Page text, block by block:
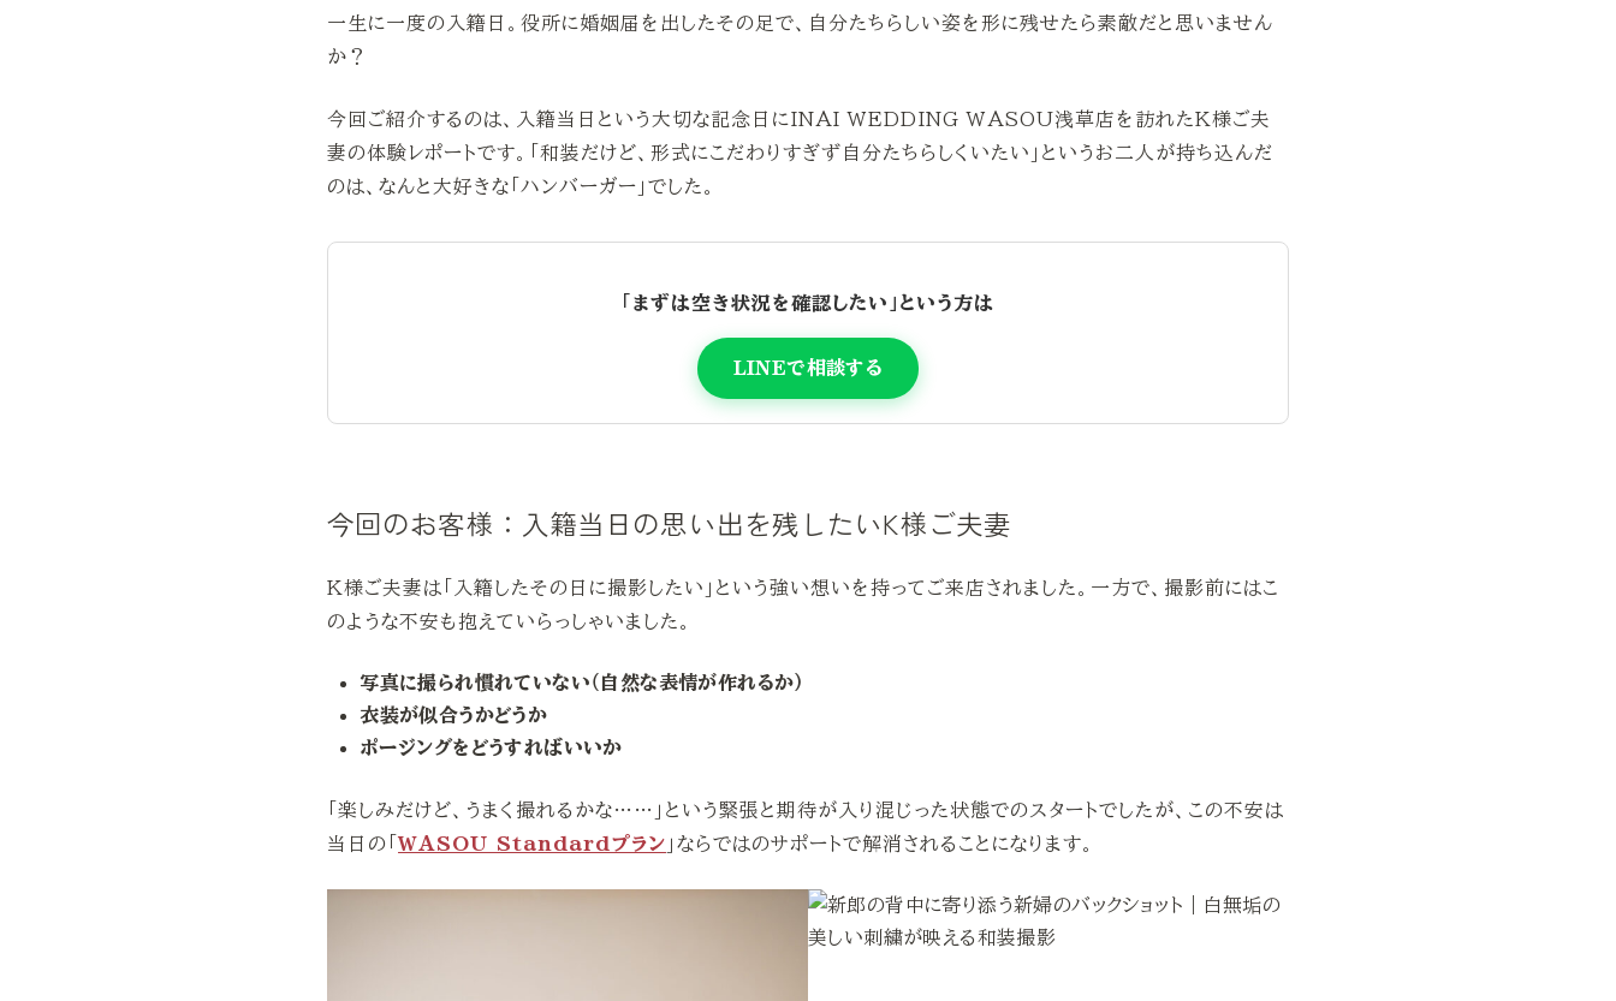
一生に一度の入籍日。役所に婚姻届を出したその足で、自分たちらしい姿を形に残せたら素敵だと思いません
か？
今回ご紹介するのは、入籍当日という大切な記念日にINAI WEDDING WASOU浅草店を訪れたK様ご夫
妻の体験レポートです。「和装だけど、形式にこだわりすぎず自分たちらしくいたい」というお二人が持ち込んだ
のは、なんと大好きな「ハンバーガー」でした。
「まずは空き状況を確認したい」という方は
LINEで相談する
今回のお客様：入籍当日の思い出を残したいK様ご夫妻
K様ご夫妻は「入籍したその日に撮影したい」という強い想いを持ってご来店されました。一方で、撮影前にはこ
のような不安も抱えていらっしゃいました。
写真に撮られ慣れていない（自然な表情が作れるか）
衣装が似合うかどうか
ポージングをどうすればいいか
「楽しみだけど、うまく撮れるかな……」という緊張と期待が入り混じった状態でのスタートでしたが、この不安は
当日の「 WASOU Standardプラン 」ならではのサポートで解消されることになります。